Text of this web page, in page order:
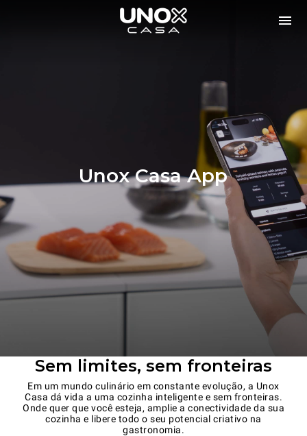
Unox Casa App
Sem limites, sem fronteiras
Em um mundo culinário em constante evolução, a Unox
Casa dá vida a uma cozinha inteligente e sem fronteiras.
Onde quer que você esteja, amplie a conectividade da sua
cozinha e libere todo o seu potencial criativo na
gastronomia.